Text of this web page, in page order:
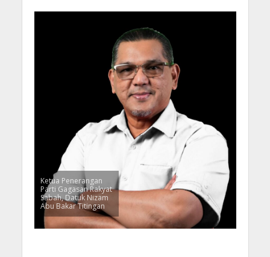
Ketua Penerangan
Parti Gagasan Rakyat
Sabah, Datuk Nizam
Abu Bakar Titingan